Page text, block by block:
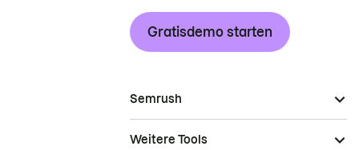
Gratisdemo starten
Semrush
Weitere Tools